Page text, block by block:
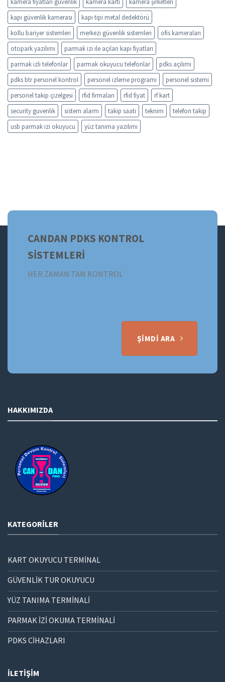
kapı güvenlik kamerası
kapı tipi metal dedektörü
kollu bariyer sistemleri
merkezi güvenlik sistemleri
ofis kameraları
otopark yazılımı
parmak izi ile açılan kapı fiyatları
parmak izli telefonlar
parmak okuyucu telefonlar
pdks açılımı
pdks btr personel kontrol
personel izleme programı
personel sistemi
personel takip çizelgesi
rfid firmaları rfid fiyat
rf kart
security guvenlik
sistem alarm takip saati teknim
telefon takip
usb parmak izi okuyucu
yüz tanıma yazılımı
CANDAN PDKS KONTROL
SİSTEMLERİ
HER ZAMAN TAM KONTROL
ŞIMDI ARA
HAKKIMIZDA
KATEGORILER
KART OKUYUCU TERMİNAL
GÜVENLİK TUR OKUYUCU
YÜZ TANIMA TERMİNALİ
PARMAK İZİ OKUMA TERMİNALİ
PDKS CİHAZLARI
İLETIŞIM